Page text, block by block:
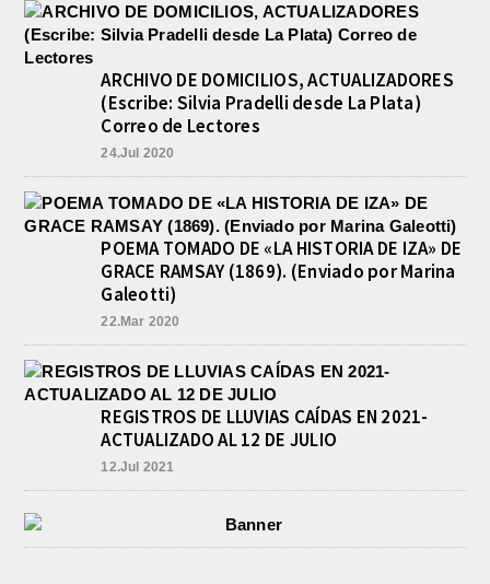
ARCHIVO DE DOMICILIOS, ACTUALIZADORES
(Escribe: Silvia Pradelli desde La Plata)
Correo de Lectores
24.Jul 2020
POEMA TOMADO DE «LA HISTORIA DE IZA» DE
GRACE RAMSAY (1869). (Enviado por Marina
Galeotti)
22.Mar 2020
REGISTROS DE LLUVIAS CAÍDAS EN 2021-
ACTUALIZADO AL 12 DE JULIO
12.Jul 2021